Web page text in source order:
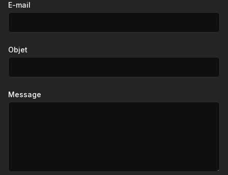
E-mail
Objet
Message